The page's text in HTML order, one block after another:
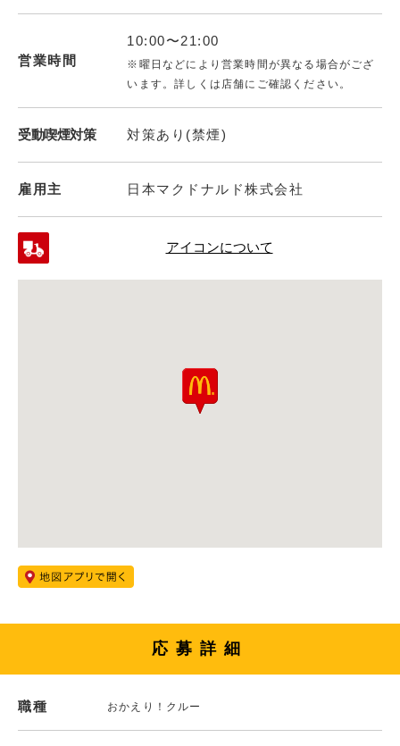
営業時間
10:00〜21:00
※曜日などにより営業時間が異なる場合がござ
います。詳しくは店舗にご確認ください。
受動喫煙対策 対策あり(禁煙)
雇用主 日本マクドナルド株式会社
アイコンについて
応募詳細
職種 おかえり！クルー